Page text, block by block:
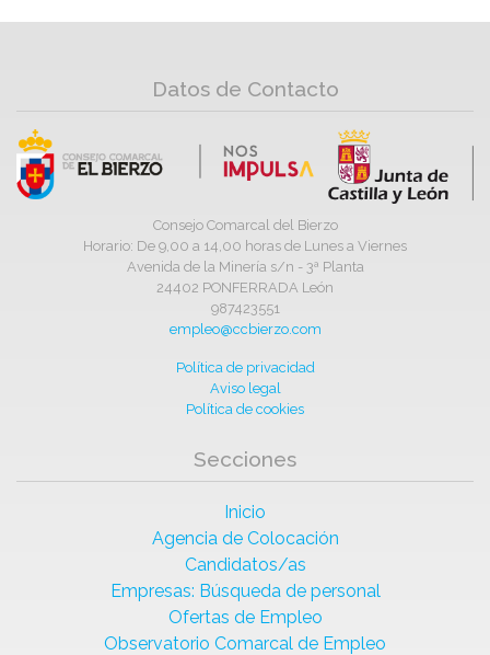
Datos de Contacto
Consejo Comarcal del Bierzo
Horario: De 9,00 a 14,00 horas de Lunes a Viernes
Avenida de la Minería s/n - 3ª Planta
24402 PONFERRADA León
987423551
empleo@ccbierzo.com
Política de privacidad
Aviso legal
Política de cookies
Secciones
Inicio
Agencia de Colocación
Candidatos/as
Empresas: Búsqueda de personal
Ofertas de Empleo
Observatorio Comarcal de Empleo